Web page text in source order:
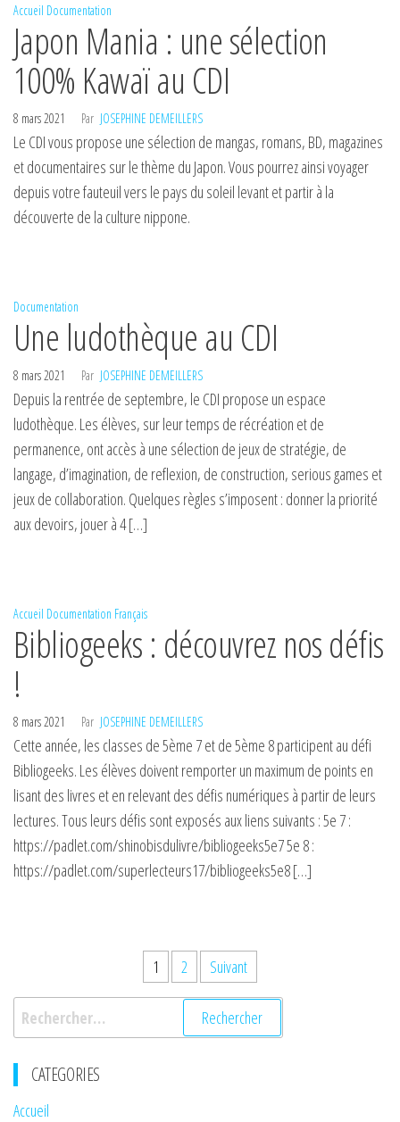
Accueil Documentation
Japon Mania : une sélection
100% Kawaï au CDI
8 mars 2021 Par JOSEPHINE DEMEILLERS
Le CDI vous propose une sélection de mangas, romans, BD, magazines
et documentaires sur le thème du Japon. Vous pourrez ainsi voyager
depuis votre fauteuil vers le pays du soleil levant et partir à la
découverte de la culture nippone.
Documentation
Une ludothèque au CDI
8 mars 2021 Par JOSEPHINE DEMEILLERS
Depuis la rentrée de septembre, le CDI propose un espace
ludothèque. Les élèves, sur leur temps de récréation et de
permanence, ont accès à une sélection de jeux de stratégie, de
langage, d’imagination, de reflexion, de construction, serious games et
jeux de collaboration. Quelques règles s’imposent : donner la priorité
aux devoirs, jouer à 4 […]
Accueil Documentation Français
Bibliogeeks : découvrez nos défis
!
8 mars 2021 Par JOSEPHINE DEMEILLERS
Cette année, les classes de 5ème 7 et de 5ème 8 participent au défi
Bibliogeeks. Les élèves doivent remporter un maximum de points en
lisant des livres et en relevant des défis numériques à partir de leurs
lectures. Tous leurs défis sont exposés aux liens suivants : 5e 7 :
https://padlet.com/shinobisdulivre/bibliogeeks5e7 5e 8 :
https://padlet.com/superlecteurs17/bibliogeeks5e8 […]
des
publications
1 2
Suivant
Rechercher :
CATEGORIES
Accueil